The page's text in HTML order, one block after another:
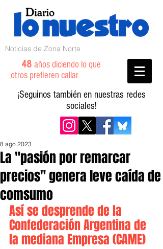
Noticias de Zona Norte
48 años diciendo lo que
otros prefieren callar
¡Seguinos también en nuestras redes
sociales!
La "pasión por remarcar
precios" genera leve caída de
comsumo
8 ago 2023
Así se desprende de la
Confederación Argentina de
la mediana Empresa (CAME)